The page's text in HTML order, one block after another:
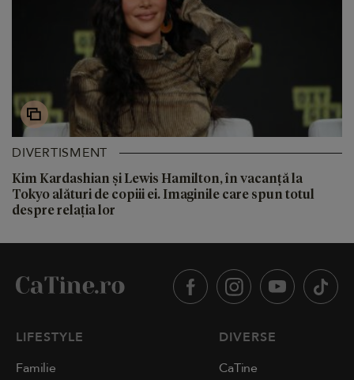
DIVERTISMENT
Kim Kardashian și Lewis Hamilton, în vacanță la
Tokyo alături de copiii ei. Imaginile care spun totul
despre relația lor
LIFESTYLE
Familie
DIVERSE
CaTine